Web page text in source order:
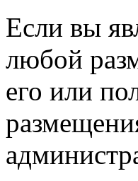
Если вы
любой
его или